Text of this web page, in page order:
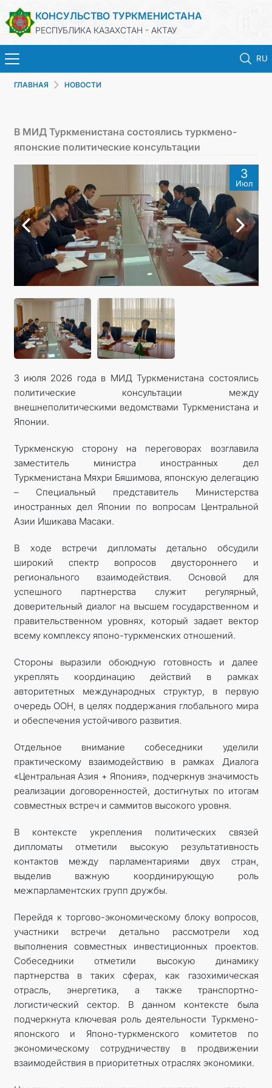
КОНСУЛЬСТВО ТУРКМЕНИСТАНА
РЕСПУБЛИКА КАЗАХСТАН - АКТАУ
RU
ТУРКМЕНИСТАН
КОНСУЛЬСКИЕ УСЛУГИ
МИД
ЗАПИСЬ НА ПРИЕМ
КОНТАКТНЫЕ ДАННЫЕ
ДОКУМЕНТЫ
ПРАЗДНИЧНЫЕ И ПАМЯТНЫЕ ДНИ
ГЛАВНАЯ НОВОСТИ
В МИД Туркменистана состоялись туркмено-
японские политические консультации
3
Июл
3 июля 2026 года в МИД Туркменистана состоялись
политические консультации между
внешнеполитическими ведомствами Туркменистана и
Японии.
Туркменскую сторону на переговорах возглавила
заместитель министра иностранных дел
Туркменистана Мяхри Бяшимова, японскую делегацию
– Специальный представитель Министерства
иностранных дел Японии по вопросам Центральной
Азии Ишикава Масаки.
В ходе встречи дипломаты детально обсудили
широкий спектр вопросов двустороннего и
регионального взаимодействия. Основой для
успешного партнерства служит регулярный,
доверительный диалог на высшем государственном и
правительственном уровнях, который задает вектор
всему комплексу японо-туркменских отношений.
Стороны выразили обоюдную готовность и далее
укреплять координацию действий в рамках
авторитетных международных структур, в первую
очередь ООН, в целях поддержания глобального мира
и обеспечения устойчивого развития.
Отдельное внимание собеседники уделили
практическому взаимодействию в рамках Диалога
«Центральная Азия + Япония», подчеркнув значимость
реализации договоренностей, достигнутых по итогам
совместных встреч и саммитов высокого уровня.
В контексте укрепления политических связей
дипломаты отметили высокую результативность
контактов между парламентариями двух стран,
выделив важную координирующую роль
межпарламентских групп дружбы.
Перейдя к торгово-экономическому блоку вопросов,
участники встречи детально рассмотрели ход
выполнения совместных инвестиционных проектов.
Собеседники отметили высокую динамику
партнерства в таких сферах, как газохимическая
отрасль, энергетика, а также транспортно-
логистический сектор. В данном контексте была
подчеркнута ключевая роль деятельности Туркмено-
японского и Японо-туркменского комитетов по
экономическому сотрудничеству в продвижении
взаимодействия в приоритетных отраслях экономики.